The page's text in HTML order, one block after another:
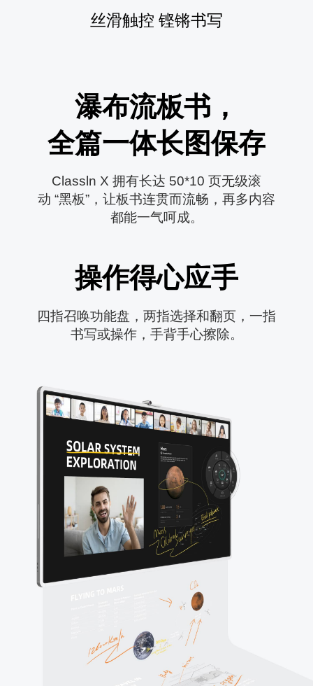
丝滑触控 铿锵书写
瀑布流板书，
全篇一体长图保存
Classln X 拥有长达 50*10 页无级滚
动 “黑板”，让板书连贯而流畅，再多内容
都能一气呵成。
操作得心应手
四指召唤功能盘，两指选择和翻页，一指
书写或操作，手背手心擦除。